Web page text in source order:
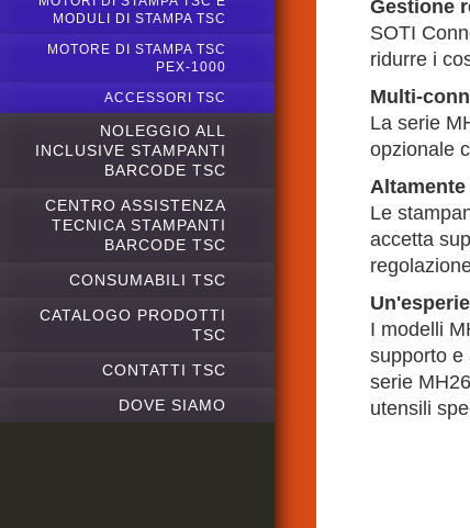
MODULI DI STAMPA TSC
MOTORE DI STAMPA TSC
PEX-1000
ACCESSORI TSC
NOLEGGIO ALL
INCLUSIVE STAMPANTI
BARCODE TSC
CENTRO ASSISTENZA
TECNICA STAMPANTI
BARCODE TSC
CONSUMABILI TSC
CATALOGO PRODOTTI
TSC
CONTATTI TSC
DOVE SIAMO
Gestione
SOTI
ridurre i
Multi-
La serie
opzionale
Le
accetta
I modelli
supporto e
serie
utensili